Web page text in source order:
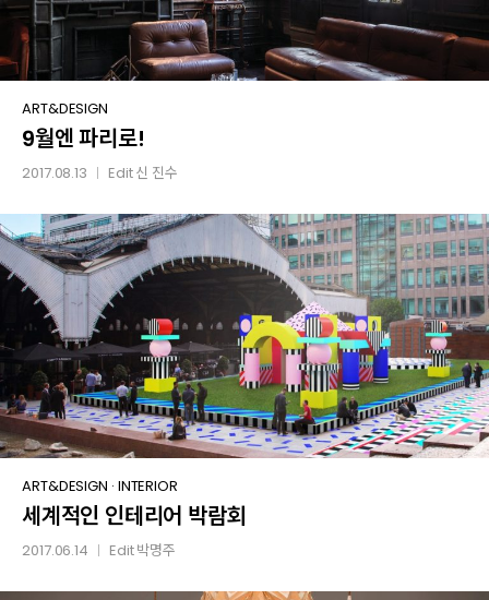
9월엔
파리로!
ART&DESIGN
9월엔 파리로!
2017.08.13 Edit신 진수
세계적인
인테리어
박람회
ART&DESIGN · INTERIOR
세계적인 인테리어 박람회
2017.06.14 Edit박명주